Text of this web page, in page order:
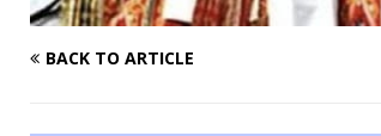
BACK TO ARTICLE